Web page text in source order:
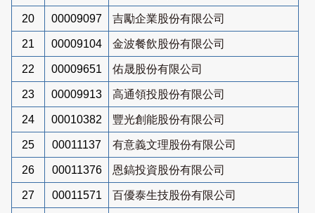
20 00009097 吉勵企業股份有限公司
21 00009104 金波餐飲股份有限公司
22 00009651 佑晟股份有限公司
23 00009913 高通領投股份有限公司
24 00010382 豐光創能股份有限公司
25 00011137 有意義文理股份有限公司
26 00011376 恩鎬投資股份有限公司
27 00011571 百優泰生技股份有限公司